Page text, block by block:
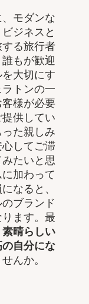
モダンな
ジネスと
る旅行者
もが歓迎
大切にす
トンの一
様が必要
供してい
た親しみ
してご滞
たいと思
加わって
なると、
ブランド
ます。最
素晴らしい
自分にな
んか。